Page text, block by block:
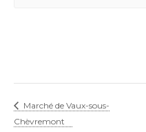
Marché de Vaux-sous-
Chèvremont